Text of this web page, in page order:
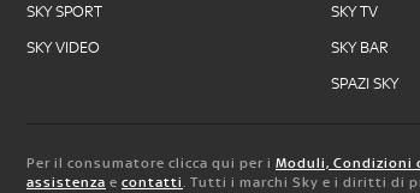
SKY SPORT
SKY VIDEO
SKY TV
SKY BAR
SPAZI SKY
Per il consumatore clicca qui per i Moduli,
assistenza e contatti. Tutti i marchi Sky e i diritti di